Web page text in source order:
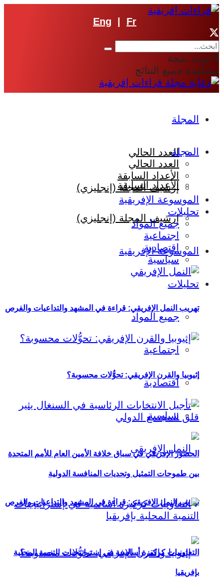
Eng Fr
لا توجد نتيجة
مشاهدة جميع النتائج
المجلة
العدد الحالي
الأعداد السابقة
إرشيف المجلة (إنجليزي)
الموسوعة الإفريقية
تحليلات
جميع المواد
اجتماعية
اقتصادية
سياسية
تهريب النمل الإفريقي: قراءة في المشهد والتداعيات والفرص
المجلة
العدد الحالي
الأعداد السابقة
إرشيف المجلة (إنجليزي)
الموسوعة الإفريقية
تحليلات
جميع المواد
اجتماعية
اقتصادية
سياسية
تهريب النمل الإفريقي: قراءة في المشهد والتداعيات والفرص
إثيوبيا والقرن الإفريقي: تحوُّلات محسوبة؟
الحضور الإفريقي في سباق خلافة الأمين العام للأمم المتحدة
بين طموحات التمثيل وتحديات المنافسة الدولية
التعاونيات كركيزة أساسية في إستراتيجيات التنمية المحلية
بإفريقيا